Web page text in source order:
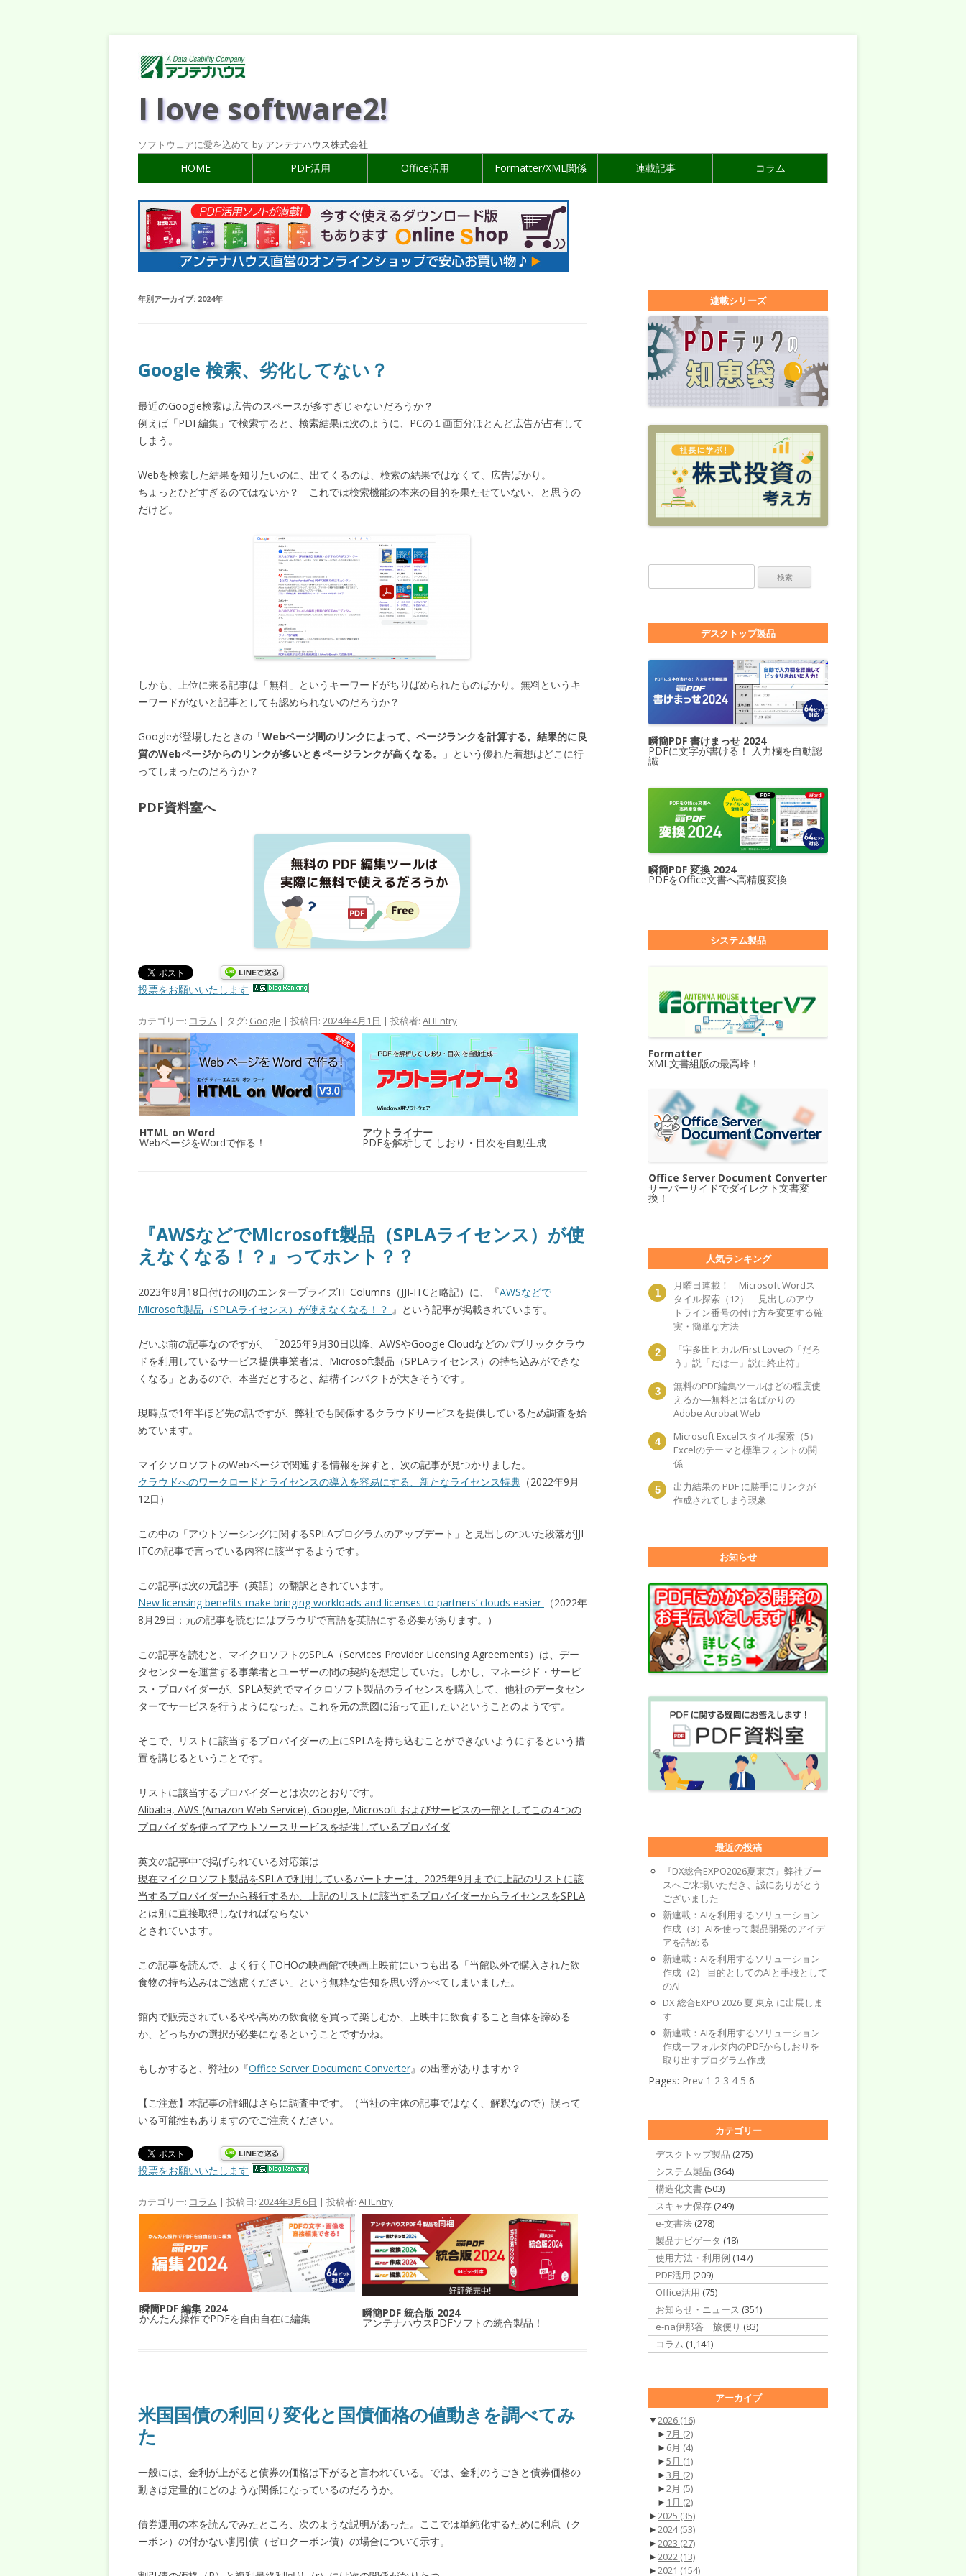
I love software2!
ソフトウェアに愛を込めて by アンテナハウス株式会社
HOME PDF活用 Office活用 Formatter/XML関係 連載記事 コラム
年別アーカイブ: 2024年
Google 検索、劣化してない？
最近のGoogle検索は広告のスペースが多すぎじゃないだろうか？
例えば「PDF編集」で検索すると、検索結果は次のように、PCの１画面分ほとんど広告が占有して
しまう。
Webを検索した結果を知りたいのに、出てくるのは、検索の結果ではなくて、広告ばかり。
ちょっとひどすぎるのではないか？ これでは検索機能の本来の目的を果たせていない、と思うの
だけど。
しかも、上位に来る記事は「無料」というキーワードがちりばめられたものばかり。無料というキ
ーワードがないと記事としても認められないのだろうか？
Googleが登場したときの「Webページ間のリンクによって、ページランクを計算する。結果的に良
質のWebページからのリンクが多いときページランクが高くなる。
」という優れた着想はどこに行
ってしまったのだろうか？
PDF資料室へ
投票をお願いいたします
カテゴリー: コラム | タグ: Google | 投稿日: 2024年4月1日 | 投稿者: AHEntry
HTML on Word
WebページをWordで作る！
アウトライナー
PDFを解析して しおり・目次を自動生成
『AWSなどでMicrosoft製品（SPLAライセンス）が使
えなくなる！？』ってホント？？
2023年8月18日付けのIIJのエンタープライズIT Columns（JJI-ITCと略記）に、『AWSなどで
Microsoft製品（SPLAライセンス）が使えなくなる！？ 』という記事が掲載されています。
だいぶ前の記事なのですが、「2025年9月30日以降、AWSやGoogle Cloudなどのパブリッククラウ
ドを利用しているサービス提供事業者は、Microsoft製品（SPLAライセンス）の持ち込みができな
くなる」とあるので、本当だとすると、結構インパクトが大きそうです。
現時点で1年半ほど先の話ですが、弊社でも関係するクラウドサービスを提供しているため調査を始
めています。
マイクソロソフトのWebページで関連する情報を探すと、次の記事が見つかりました。
クラウドへのワークロードとライセンスの導入を容易にする、新たなライセンス特典 （2022年9月
12日）
この中の「アウトソーシングに関するSPLAプログラムのアップデート」と見出しのついた段落がJJI-
ITCの記事で言っている内容に該当するようです。
この記事は次の元記事（英語）の翻訳とされています。
New licensing benefits make bringing workloads and licenses to partners’ clouds easier
（2022年
8月29日：元の記事を読むにはブラウザで言語を英語にする必要があります。）
この記事を読むと、マイクロソフトのSPLA（Services Provider Licensing Agreements）は、デー
タセンターを運営する事業者とユーザーの間の契約を想定していた。しかし、マネージド・サービ
ス・プロバイダーが、SPLA契約でマイクロソフト製品のライセンスを購入して、他社のデータセン
ターでサービスを行うようになった。これを元の意図に沿って正したいということのようです。
そこで、リストに該当するプロバイダーの上にSPLAを持ち込むことができないようにするという措
置を講じるということです。
リストに該当するプロバイダーとは次のとおりです。
Alibaba, AWS (Amazon Web Service), Google, Microsoft およびサービスの一部としてこの４つの
プロバイダを使ってアウトソースサービスを提供しているプロバイダ
英文の記事中で掲げられている対応策は
現在マイクロソフト製品をSPLAで利用しているパートナーは、2025年9月までに上記のリストに該
当するプロバイダーから移行するか、上記のリストに該当するプロバイダーからライセンスをSPLA
とは別に直接取得しなければならない
とされています。
この記事を読んで、よく行くTOHOの映画館で映画上映前にいつも出る「当館以外で購入された飲
食物の持ち込みはご遠慮ください」という無粋な告知を思い浮かべてしまいました。
館内で販売されているやや高めの飲食物を買って楽しむか、上映中に飲食すること自体を諦める
か、どっちかの選択が必要になるということですかね。
もしかすると、弊社の『Office Server Document Converter』の出番がありますか？
【ご注意】本記事の詳細はさらに調査中です。（当社の主体の記事ではなく、解釈なので）誤って
いる可能性もありますのでご注意ください。
投票をお願いいたします
カテゴリー: コラム | 投稿日: 2024年3月6日 | 投稿者: AHEntry
瞬簡PDF 編集 2024
かんたん操作でPDFを自由自在に編集 瞬簡PDF 統合版 2024
アンテナハウスPDFソフトの統合製品！
米国国債の利回り変化と国債価格の値動きを調べてみ
た
一般には、金利が上がると債券の価格は下がると言われている。では、金利のうごきと債券価格の
動きは定量的にどのような関係になっているのだろうか。
債券運用の本を読んでみたところ、次のような説明があった。ここでは単純化するために利息（ク
ーポン）の付かない割引債（ゼロクーポン債）の場合について示す。
連載シリーズ
デスクトップ製品
瞬簡PDF 書けまっせ 2024
PDFに文字が書ける！ 入力欄を自動認
識
瞬簡PDF 変換 2024
PDFをOffice文書へ高精度変換
システム製品
Formatter
XML文書組版の最高峰！
Office Server Document Converter
サーバーサイドでダイレクト文書変
換！
人気ランキング
月曜日連載！ Microsoft Wordス
タイル探索（12）―見出しのアウ
トライン番号の付け方を変更する確
実・簡単な方法
「宇多田ヒカル/First Loveの「だろ
う」説「だはー」説に終止符」
無料のPDF編集ツールはどの程度使
えるか―無料とは名ばかりの
Adobe Acrobat Web
Microsoft Excelスタイル探索（5）
Excelのテーマと標準フォントの関
係
出力結果の PDF に勝手にリンクが
作成されてしまう現象
お知らせ
最近の投稿
『DX総合EXPO2026夏東京』弊社ブー
スへご来場いただき、誠にありがとう
ございました
新連載：AIを利用するソリューション
作成（3）AIを使って製品開発のアイデ
アを詰める
新連載：AIを利用するソリューション
作成（2） 目的としてのAIと手段として
のAI
DX 総合EXPO 2026 夏 東京 に出展しま
す
新連載：AIを利用するソリューション
作成ーフォルダ内のPDFからしおりを
取り出すプログラム作成
Pages: Prev 1 2 3 4 5 6
カテゴリー
デスクトップ製品 (275)
システム製品 (364)
構造化文書 (503)
スキャナ保存 (249)
e-文書法 (278)
製品ナビゲータ (18)
使用方法・利用例 (147)
PDF活用 (209)
Office活用 (75)
お知らせ・ニュース (351)
e-na伊那谷 旅便り (83)
コラム (1,141)
アーカイブ
▼2026 (16)
► 7月 (2)
► 6月 (4)
►5月 (1)
►3月 (2)
►2月 (5)
► 1月 (2)
►2025 (35)
►2024(53)
►2023 (27)
►2022 (13)
►2021 (154)